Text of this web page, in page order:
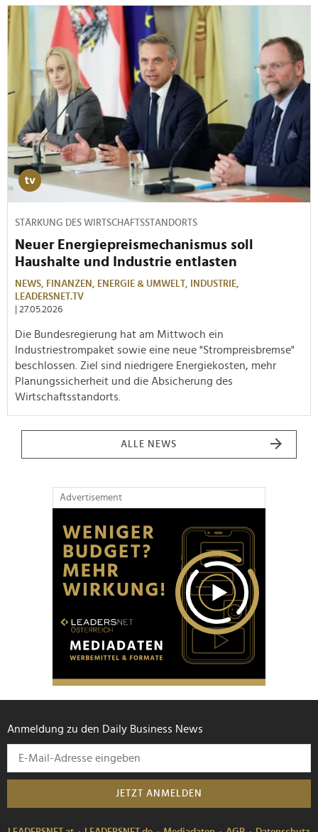
STÄRKUNG DES WIRTSCHAFTSSTANDORTS
Neuer Energiepreismechanismus soll
Haushalte und Industrie entlasten
NEWS, FINANZEN, ENERGIE & UMWELT,
INDUSTRIE,
LEADERSNET.TV
| 27.05.2026
Die Bundesregierung hat am Mittwoch ein
Industriestrompaket sowie eine neue "Strompreisbremse"
beschlossen. Ziel sind niedrigere Energiekosten, mehr
Planungssicherheit und die Absicherung des
Wirtschaftsstandorts.
ALLE NEWS
Advertisement
Anmeldung zu den Daily Business News
JETZT ANMELDEN